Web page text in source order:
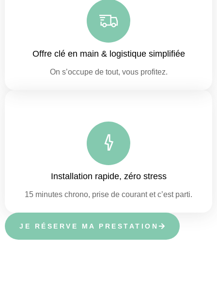
Offre clé en main & logistique simplifiée
On s’occupe de tout, vous profitez.
Installation rapide, zéro stress
15 minutes chrono, prise de courant et c’est parti.
JE RÉSERVE MA PRESTATION